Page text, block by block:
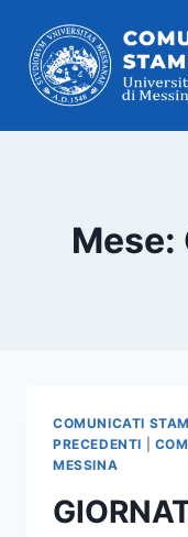
contenuto
Mese:
COMUNICATI
PRECEDENTI
MESSINA